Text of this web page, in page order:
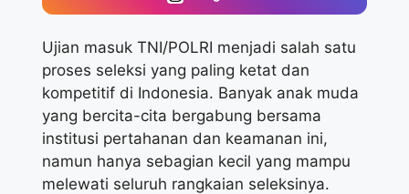
Ujian masuk TNI/POLRI menjadi salah satu
proses seleksi yang paling ketat dan
kompetitif di Indonesia. Banyak anak muda
yang bercita-cita bergabung bersama
institusi pertahanan dan keamanan ini,
namun hanya sebagian kecil yang mampu
melewati seluruh rangkaian seleksinya.